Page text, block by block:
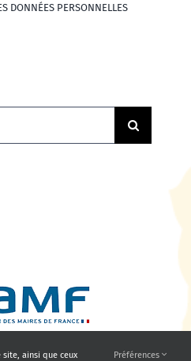
DONNÉES PERSONNELLES
site, ainsi que ceux Préférences